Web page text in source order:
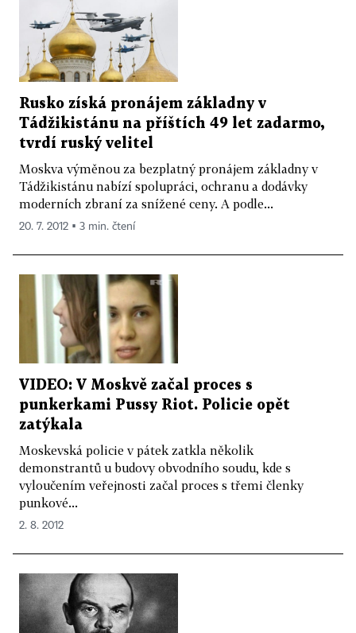
Rusko získá pronájem základny v
Tádžikistánu na příštích 49 let zadarmo,
tvrdí ruský velitel
Moskva výměnou za bezplatný pronájem základny v
Tádžikistánu nabízí spolupráci, ochranu a dodávky
moderních zbraní za snížené ceny. A podle...
20. 7. 2012 ▪ 3 min. čtení
VIDEO: V Moskvě začal proces s
punkerkami Pussy Riot. Policie opět
zatýkala
Moskevská policie v pátek zatkla několik
demonstrantů u budovy obvodního soudu, kde s
vyloučením veřejnosti začal proces s třemi členky
punkové...
2. 8. 2012